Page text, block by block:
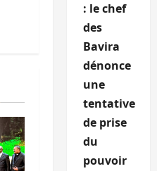
: le chef
des
Bavira
dénonce
une
tentative
de prise
du
pouvoir